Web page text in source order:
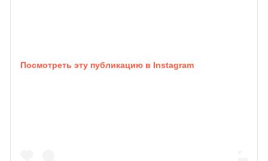
Посмотреть эту публикацию в Instagram